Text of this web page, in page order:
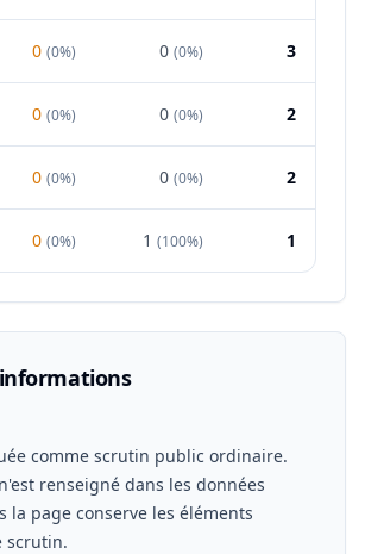
0 (0%) 0 (0%) 3
0 (0%) 0 (0%) 2
0 (0%) 0 (0%) 2
0 (0%) 1 (100%) 1
comme scrutin public ordinaire.
n'est renseigné dans les données
page conserve les éléments
scrutin.